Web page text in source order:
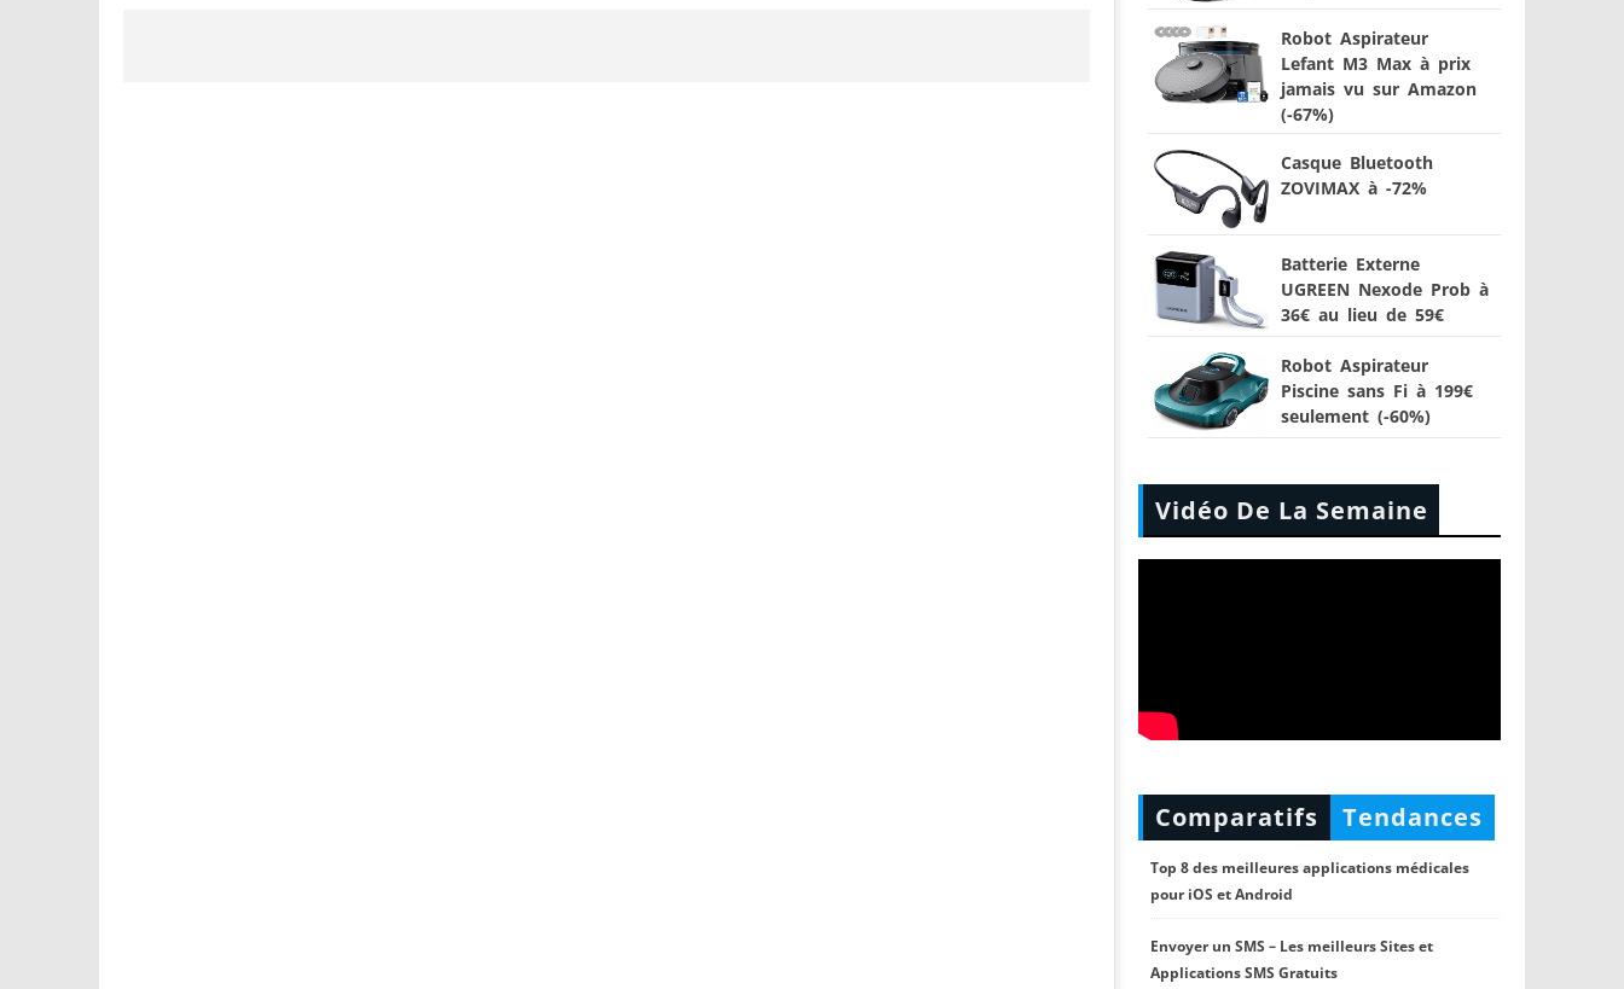
Robot Aspirateur
Lefant M3 Max à prix
jamais vu sur Amazon
(-67%)
Casque Bluetooth
ZOVIMAX à -72%
Batterie Externe
UGREEN Nexode Prob à
36€ au lieu de 59€
Robot Aspirateur
Piscine sans Fi à 199€
seulement (-60%)
Vidéo De La Semaine
Comparatifs Tendances
Top 8 des meilleures applications médicales
pour iOS et Android
Envoyer un SMS – Les meilleurs Sites et
Applications SMS Gratuits